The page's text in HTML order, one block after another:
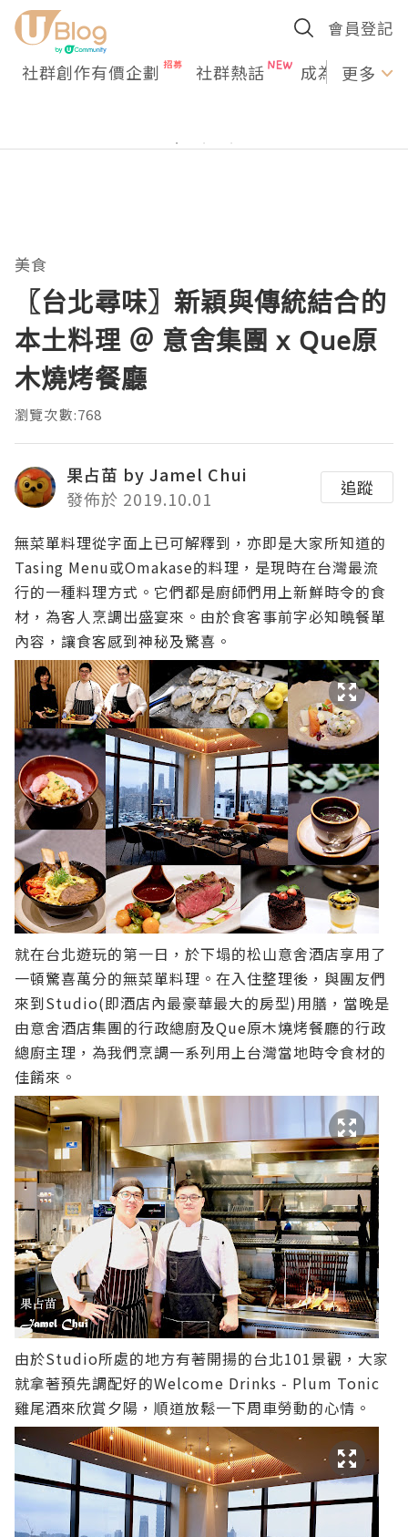
會員登記
社群創作有價企劃 社群熱話 成為U更多
美食
〖台北尋味〗新穎與傳統結合的
本土料理 ＠ 意舍集團 x Que原
木燒烤餐廳
瀏覽次數:768
果占苗 by Jamel Chui
發佈於 2019.10.01
追蹤
無菜單料理從字面上已可解釋到，亦即是大家所知道的
Tasing Menu或Omakase的料理，是現時在台灣最流
行的一種料理方式。它們都是廚師們用上新鮮時令的食
材，為客人烹調出盛宴來。由於食客事前字必知曉餐單
內容，讓食客感到神秘及驚喜。
就在台北遊玩的第一日，於下塌的松山意舍酒店享用了
一頓驚喜萬分的無菜單料理。在入住整理後，與團友們
來到Studio(即酒店內最豪華最大的房型)用膳，當晚是
由意舍酒店集團的行政總廚及Que原木燒烤餐廳的行政
總廚主理，為我們烹調一系列用上台灣當地時令食材的
佳餚來。
由於Studio所處的地方有著開揚的台北101景觀，大家
就拿著預先調配好的Welcome Drinks - Plum Tonic
雞尾酒來欣賞夕陽，順道放鬆一下周車勞動的心情。